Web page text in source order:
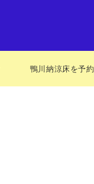
鴨川納涼床を予約